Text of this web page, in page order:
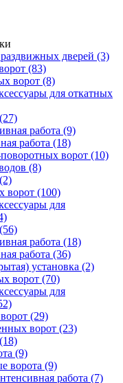
дверей (3)
(83)
ворот (8)
для откатных
(27)
работа (9)
работа (18)
ворот (10)
(8)
(2)
ворот (100)
для
(56)
работа (18)
работа (36)
установка (2)
ворот (70)
для
(29)
ворот (23)
(18)
(9)
ворота (9)
работа (7)